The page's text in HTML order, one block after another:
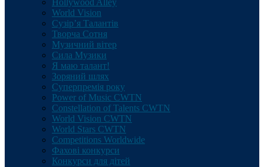
Hollywood Alley
World Vision
Сузір’я Талантів
Творча Сотня
Музичний вітер
Сила Музики
Я маю талант!
Зоряний шлях
Суперпремія року
Power of Music CWTN
Constellation of Talents CWTN
World Vision CWTN
World Stars CWTN
Competitions Worldwide
Фахові конкурси
Конкурси для дітей